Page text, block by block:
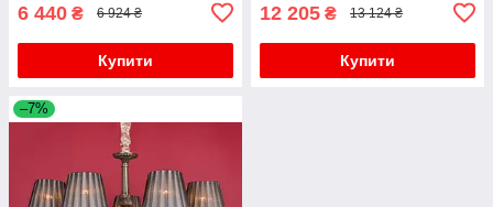
6 440 ₴ 6 924 ₴
Купити
12 205 ₴ 13 124 ₴
Купити
–7%